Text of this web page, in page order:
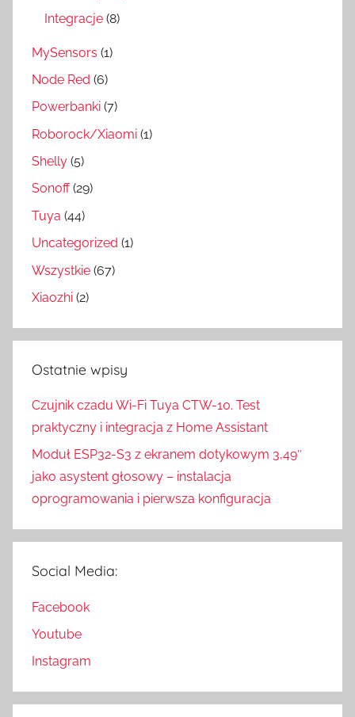
Integracje (8)
MySensors (1)
Node Red (6)
Powerbanki (7)
Roborock/Xiaomi (1)
Shelly (5)
Sonoff(29)
Tuya (44)
Uncategorized (1)
Wszystkie (67)
Xiaozhi (2)
Ostatnie wpisy
Czujnik czadu Wi-Fi Tuya CTW-10. Test
praktyczny i integracja z Home Assistant
Moduł ESP32-S3 z ekranem dotykowym 3,49″
jako asystent głosowy – instalacja
oprogramowania i pierwsza konfiguracja
Social Media:
Facebook
Youtube
Instagram